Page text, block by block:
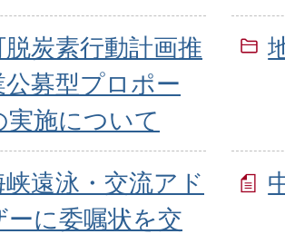
脱炭素行動計画推
公募型プロポー
実施について
遠泳・交流アド
ーに委嘱状を交